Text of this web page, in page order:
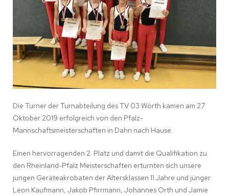
Die Turner der Turnabteilung des TV 03 Wörth kamen am 27.
Oktober 2019 erfolgreich von den Pfalz-
Mannschaftsmeisterschaften in Dahn nach Hause.
Einen hervorragenden 2. Platz und damit die Qualifikation zu
den Rheinland-Pfalz Meisterschaften erturnten sich unsere
jungen Geräteakrobaten der Altersklassen 11 Jahre und jünger.
Leon Kaufmann, Jakob Pfirrmann, Johannes Orth und Jamie